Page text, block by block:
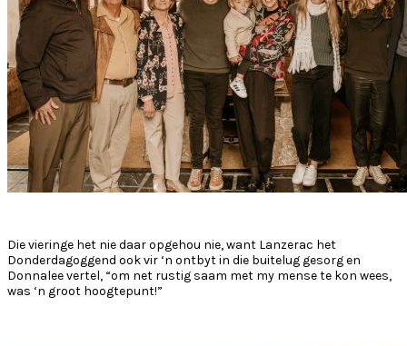
Die vieringe het nie daar opgehou nie, want Lanzerac het
Donderdagoggend ook vir ‘n ontbyt in die buitelug gesorg en
Donnalee vertel, “om net rustig saam met my mense te kon wees,
was ‘n groot hoogtepunt!”